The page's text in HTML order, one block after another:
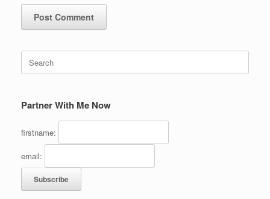
Search
for:
Partner With Me Now
firstname:
email: